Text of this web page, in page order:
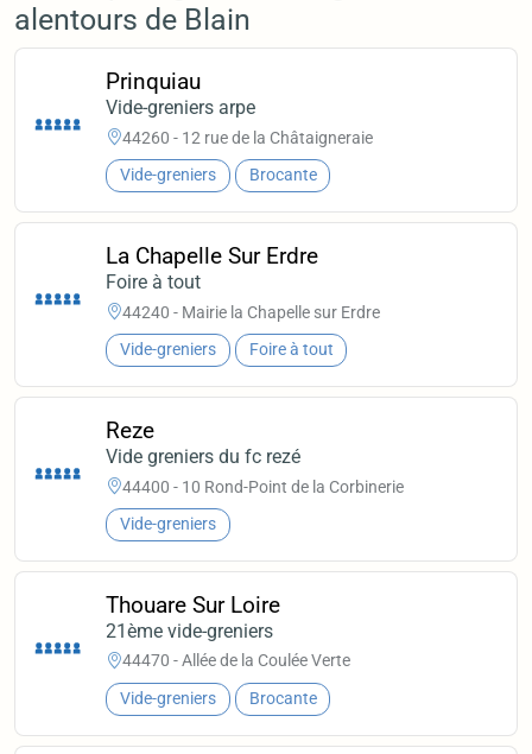
alentours de Blain
Prinquiau
Vide-greniers arpe
44260 - 12 rue de la Châtaigneraie
Vide-greniers Brocante
La Chapelle Sur Erdre
Foire à tout
44240 - Mairie la Chapelle sur Erdre
Vide-greniers Foire à tout
Reze
Vide greniers du fc rezé
44400 - 10 Rond-Point de la Corbinerie
Vide-greniers
Thouare Sur Loire
21ème vide-greniers
44470 - Allée de la Coulée Verte
Vide-greniers Brocante